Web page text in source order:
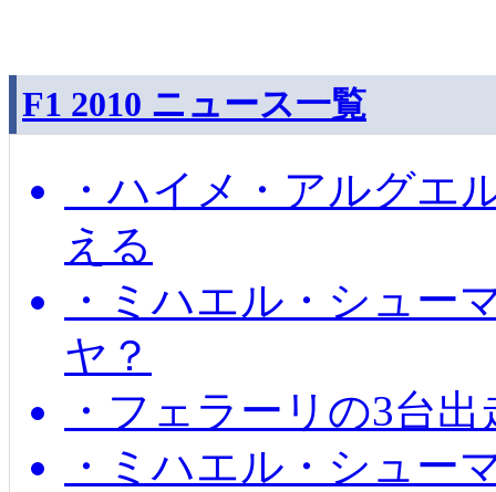
F1 2010 ニュース一覧
・ハイメ・アルグエ
える
・ミハエル・シュー
ヤ？
・フェラーリの3台
・ミハエル・シュー